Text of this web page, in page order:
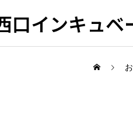
口インキュベ